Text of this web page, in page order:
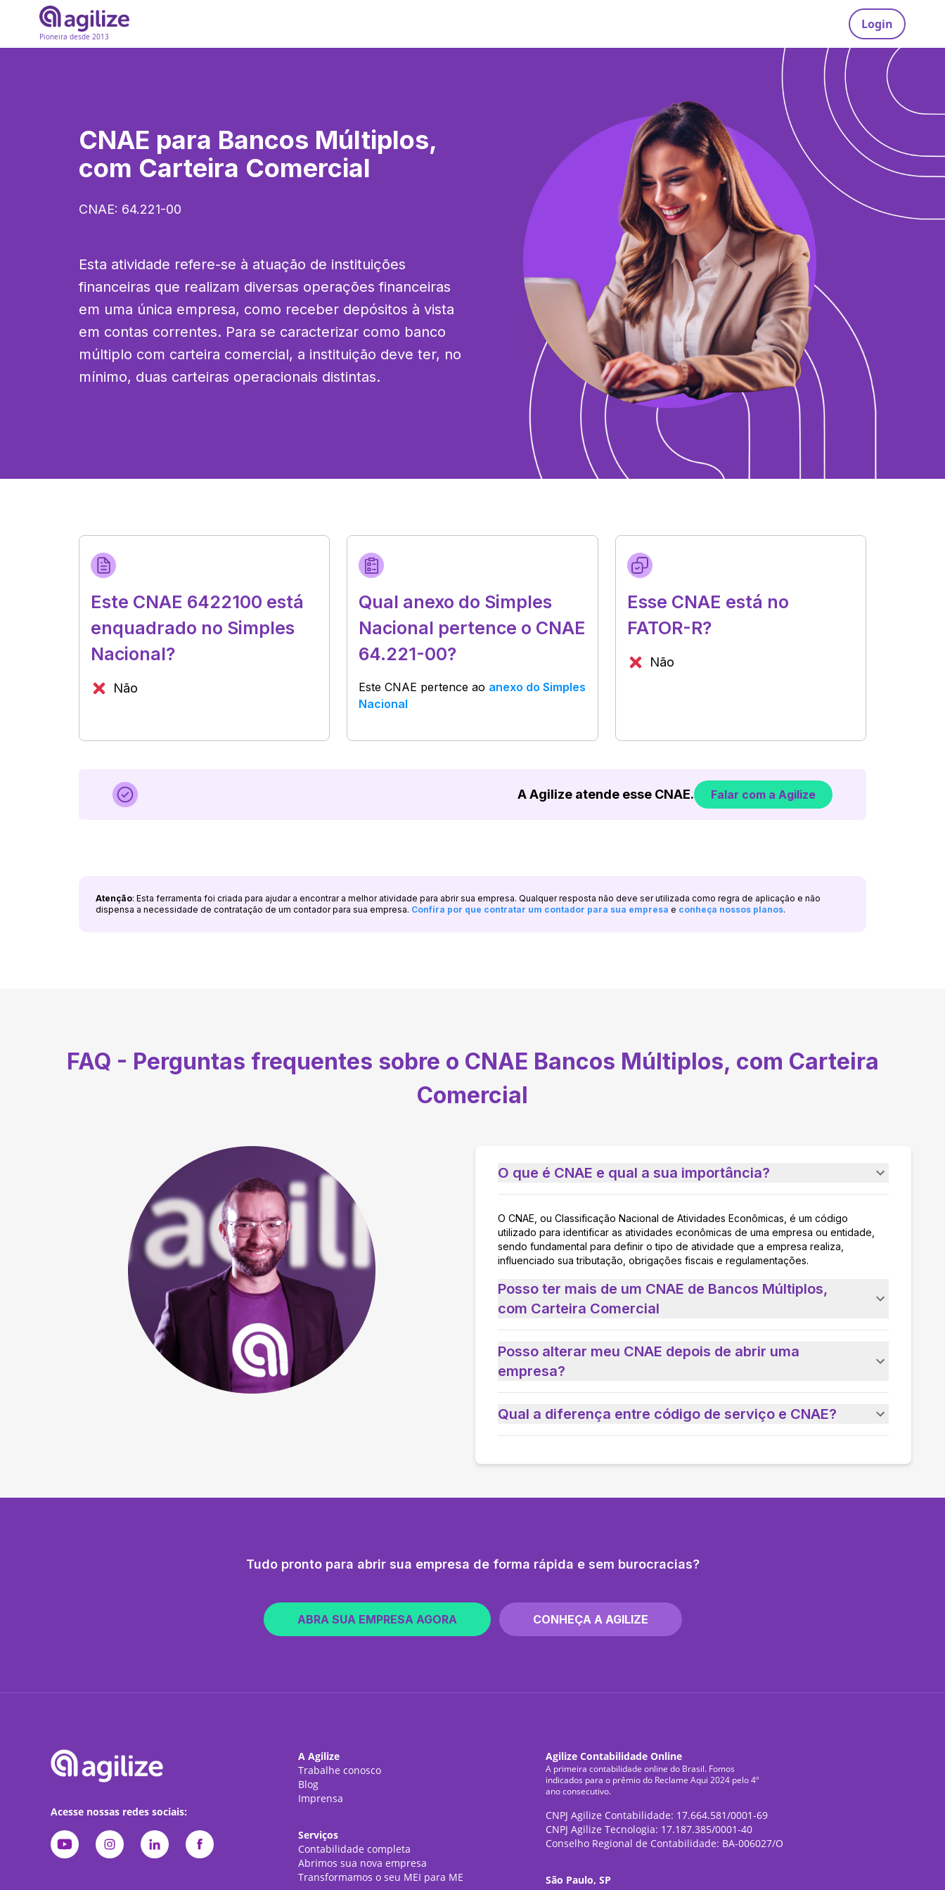
Pioneira desde 2013
Login
CNAE para Bancos Múltiplos,
com Carteira Comercial
CNAE: 64.221-00
Esta atividade refere-se à atuação de instituições
financeiras que realizam diversas operações financeiras
em uma única empresa, como receber depósitos à vista
em contas correntes. Para se caracterizar como banco
múltiplo com carteira comercial, a instituição deve ter, no
mínimo, duas carteiras operacionais distintas.
Este CNAE 6422100 está
enquadrado no Simples
Nacional?
Não
Qual anexo do Simples
Nacional pertence o CNAE
64.221-00?
Este CNAE pertence ao anexo do Simples
Nacional
Esse CNAE está no
FATOR-R?
Não
A Agilize atende esse CNAE. Falar com a Agilize
Atenção: Esta ferramenta foi criada para ajudar a encontrar a melhor atividade para abrir sua empresa. Qualquer resposta não deve ser utilizada como regra de aplicação e não
dispensa a necessidade de contratação de um contador para sua empresa. Confira por que contratar um contador para sua empresa e conheça nossos planos.
FAQ - Perguntas frequentes sobre o CNAE Bancos Múltiplos, com Carteira
Comercial
O que é CNAE e qual a sua importância?
O CNAE, ou Classificação Nacional de Atividades Econômicas, é um código
utilizado para identificar as atividades econômicas de uma empresa ou entidade,
sendo fundamental para definir o tipo de atividade que a empresa realiza,
influenciado sua tributação, obrigações fiscais e regulamentações.
Posso ter mais de um CNAE de Bancos Múltiplos,
com Carteira Comercial
Posso alterar meu CNAE depois de abrir uma
empresa?
Qual a diferença entre código de serviço e CNAE?
Tudo pronto para abrir sua empresa de forma rápida e sem burocracias?
ABRA SUA EMPRESA AGORA CONHEÇA A AGILIZE
Acesse nossas redes sociais:
A Agilize
Trabalhe conosco
Blog
Imprensa
Serviços
Contabilidade completa
Abrimos sua nova empresa
Transformamos o seu MEI para ME
Agilize Contabilidade Online
A primeira contabilidade online do Brasil. Fomos
indicados para o prêmio do Reclame Aqui 2024 pelo 4º
ano consecutivo.
CNPJ Agilize Contabilidade: 17.664.581/0001-69
CNPJ Agilize Tecnologia: 17.187.385/0001-40
Conselho Regional de Contabilidade: BA-006027/O
São Paulo, SP